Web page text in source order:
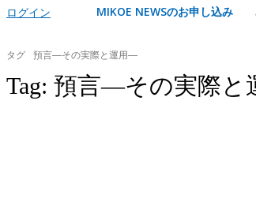
ログイン MIKOE NEWSのお申し込み
タグ 預言―その実際と運用―
Tag: 預言―その実際